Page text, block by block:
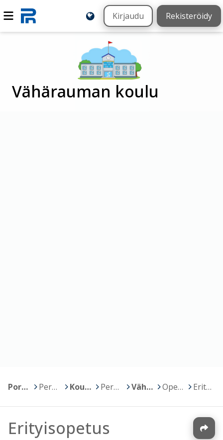
Kirjaudu Rekisteröidy
Vähärauman koulu
Porin kaupunki Perusopetus Koulujen kotisivut Peruskoulut, luokat 1-6 Vähärauman koulu Opetus Erityisopetus
Erityisopetus